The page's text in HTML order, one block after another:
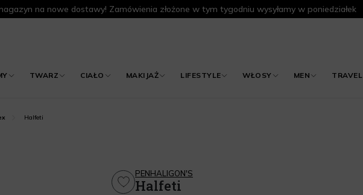
na nowe dostawy! Zamówienia złożone w tym tygodniu wysyłamy w poniedziałek
TWARZ CIAŁO MAKIJAŻ LIFESTYLE WŁOSY MEN TRAVEL
Halfeti
PENHALIGON'S
Halfeti